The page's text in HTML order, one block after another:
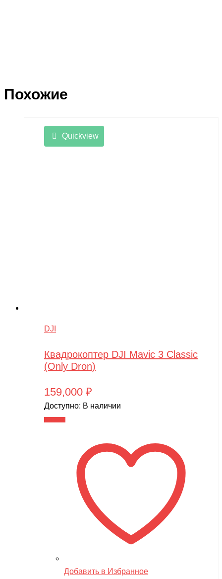
Похожие
Quickview
DJI
Квадрокоптер DJI Mavic 3 Classic
(Only Dron)
159,000 ₽
Доступно: В наличии
Добавить в Избранное